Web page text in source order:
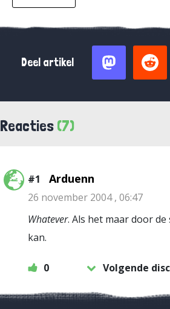
Deel artikel
Reacties (7)
#1 Arduenn
26 november 2004 , 06:47
Whatever. Als het maar door
kan.
0 Volgende